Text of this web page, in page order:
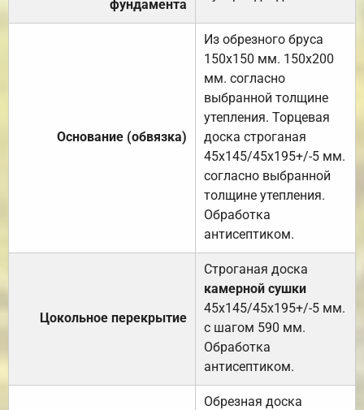
фундамента
Основание (обвязка)
Из обрезного бруса
150х150 мм. 150х200
мм. согласно
выбранной толщине
утепления. Торцевая
доска строганая
45х145/45х195+/-5 мм.
согласно выбранной
толщине утепления.
Обработка
антисептиком.
Цокольное перекрытие
Строганая доска
камерной сушки
45х145/45х195+/-5 мм.
с шагом 590 мм.
Обработка
антисептиком.
Обрезная доска